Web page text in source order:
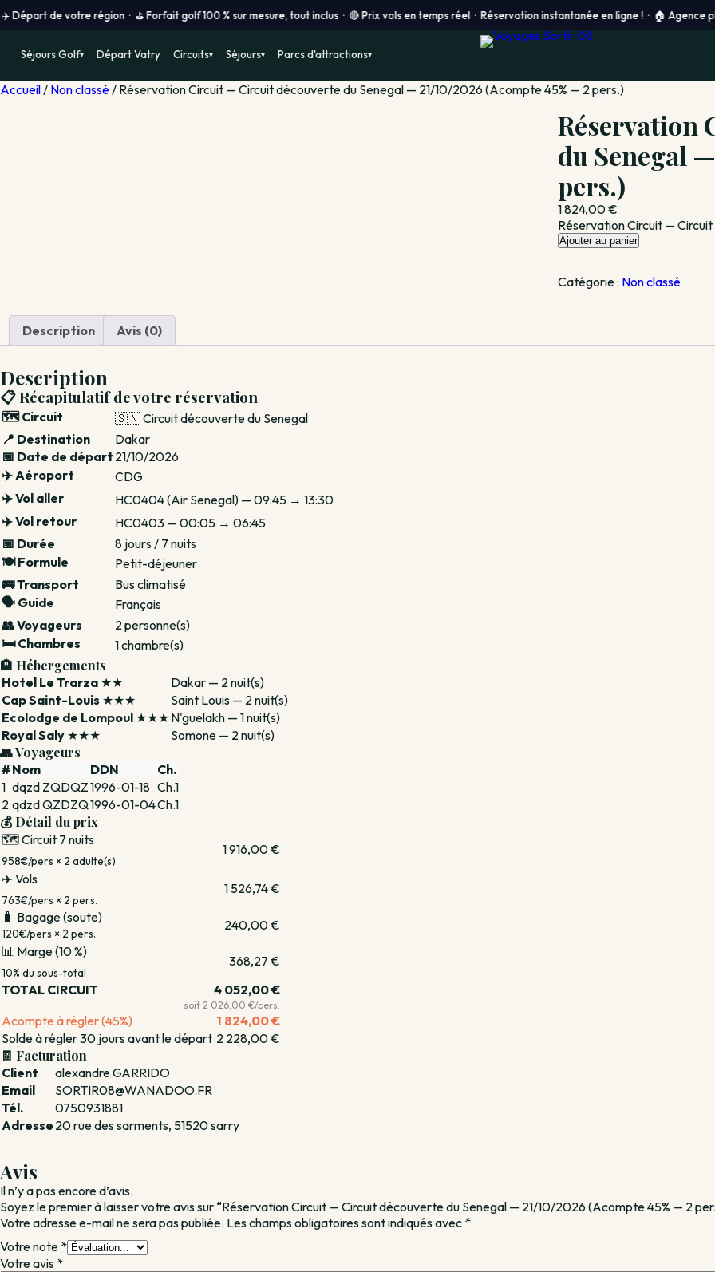
de votre région · ⛳ Forfait golf 100 % sur mesure, tout inclus · 🔴 Prix vols en temps réel · Réservation instantanée en ligne ! ·🏠 Agence
Séjours Golf▾ Départ Vatry Circuits▾ Séjours▾ Parcs d'attractions▾
Accueil/ Non classé/ Réservation Circuit — Circuit découverte du Senegal — 21/10/2026 (Acompte 45% — 2 pers.)
Réservation
du Senegal
pers.)
1 824,00€
Réservation Circuit —
quantité
Circuit
Ajouter au panier
Catégorie : Non classé
Description Avis (0)
Description
📋 Récapitulatif de votre réservation
🗺️ Circuit
🇸🇳 Circuit découverte du Senegal
📍 Destination
Dakar
📅 Date de départ 21/10/2026
✈️ Aéroport
CDG
✈️ Vol aller
HC0404 (Air Senegal) — 09:45 → 13:30
✈️ Vol retour
HC0403 — 00:05 → 06:45
📅 Durée
8 jours / 7 nuits
🍽️ Formule
Petit-déjeuner
🚌 Transport
Bus climatisé
🗣️ Guide
Français
👥 Voyageurs
2 personne(s)
🛏️ Chambres
1 chambre(s)
🏨 Hébergements
Hotel Le Trarza ★★
Dakar — 2 nuit(s)
Cap Saint-Louis ★★★
Saint Louis — 2 nuit(s)
Ecolodge de Lompoul ★★★ N'guelakh — 1 nuit(s)
Royal Saly ★★★ Somone — 2 nuit(s)
👥 Voyageurs
# Nom DDN
Ch.
1 dqzd ZQDQZ1996-01-18 Ch.1
2 qdzd QZDZQ1996-01-04Ch.1
💰 Détail du prix
🗺️ Circuit 7 nuits
958€/pers × 2 adulte(s)
1 916,00 €
✈️ Vols
763€/pers × 2 pers.
1 526,74 €
🧳 Bagage (soute)
120€/pers × 2 pers.
240,00 €
📊 Marge (10 %)
10% du sous-total
368,27 €
TOTAL CIRCUIT
4 052,00 €
soit 2 026,00 €/pers.
Acompte à régler (45%)
1 824,00 €
Solde à régler 30 jours avant le départ 2 228,00 €
🧾 Facturation
Client
alexandre GARRIDO
Email
SORTIR08@WANADOO.FR
Tél.
0750931881
Adresse 20 rue des sarments, 51520 sarry
Avis
Il n’y a pas encore d’avis.
Soyez le premier à laisser votre avis sur “Réservation Circuit — Circuit découverte du Senegal — 21/10/2026 (Acompte 45% — 2
Votre adresse e-mail ne sera pas publiée. Les champs obligatoires sont indiqués avec *
Votre note *
Votre avis *